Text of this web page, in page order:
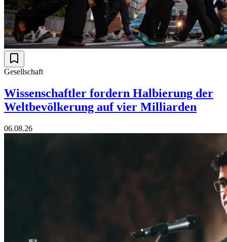
Gesellschaft
Wissenschaftler fordern Halbierung der
Weltbevölkerung auf vier Milliarden
06.08.26